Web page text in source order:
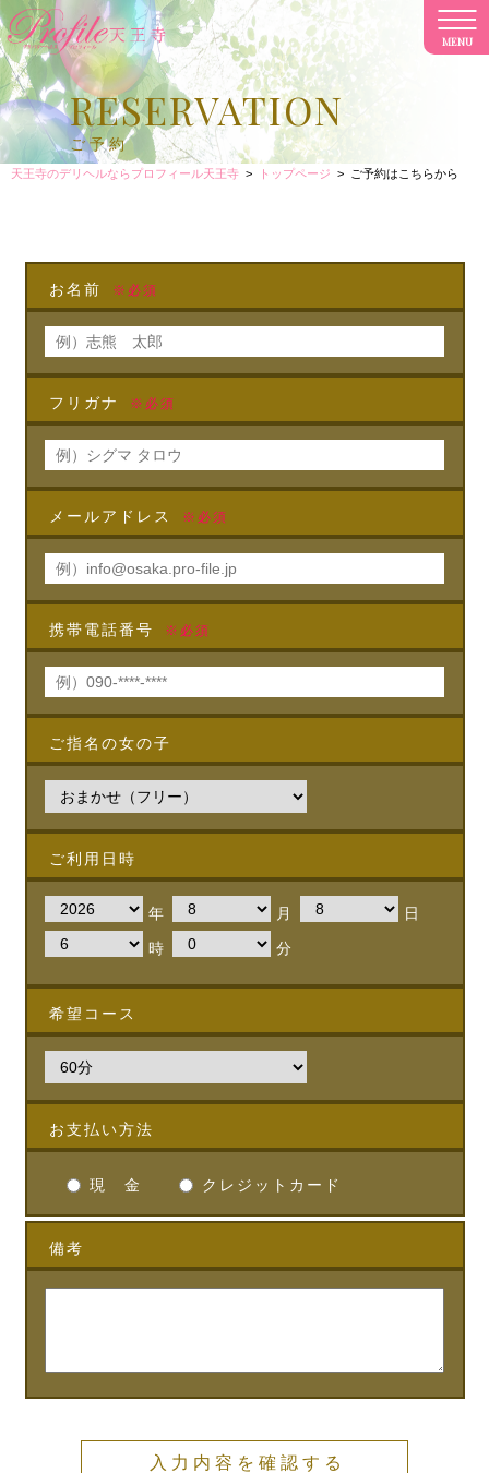
MENU
天王寺のデリヘルならプロフィール天王寺 > トップページ > ご予約はこちらから
RESERVATION
ご予約
お名前 ※必須
フリガナ ※必須
メールアドレス ※必須
携帯電話番号 ※必須
ご指名の女の子
ご利用日時
年 月 日
時 分
希望コース
お支払い方法
現 金 クレジットカード
備考
入力内容を確認する